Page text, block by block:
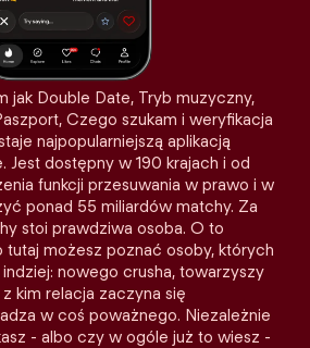
jak Double Date, Tryb muzyczny,
Czego szukam i weryfikacja
najpopularniejszą aplikacją
Jest dostępny w 190 krajach i od
funkcji przesuwania w prawo i w
ponad 55 miliardów matchy. Za
stoi prawdziwa osoba. O to
tutaj możesz poznać osoby, których
nowego crusha, towarzyszy
kim relacja zaczyna się
w coś poważnego. Niezależnie
- albo czy w ogóle już to wiesz -